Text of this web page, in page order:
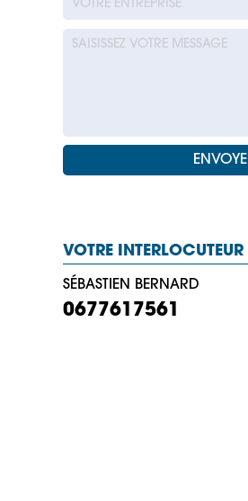
VOTRE INTERLOCUTEUR
SÉBASTIEN BERNARD
0677617561